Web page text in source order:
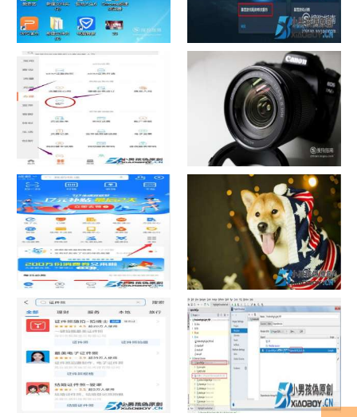
如何看认识QQ好友具体多少天
了
战网怎么修改昵称？
中国联通手机营业厅销户操作
指引
摄影作品的欣赏方法
支付宝怎么拍违章挣钱？
宠物定位器app开发可以解决哪
些问题？